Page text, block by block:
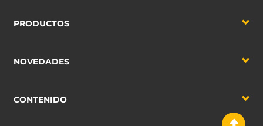
PRODUCTOS
NOVEDADES
CONTENIDO